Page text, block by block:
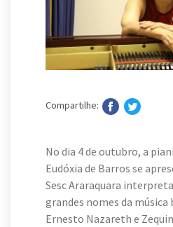
Compartilhe:
No dia 4 de outubro, a
Eudóxia de Barros se
Sesc Araraquara
grandes nomes da
Ernesto Nazareth e